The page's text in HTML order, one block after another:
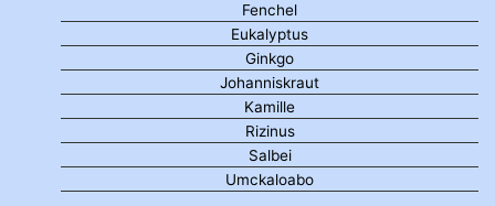
Fenchel
Eukalyptus
Ginkgo
Johanniskraut
Kamille
Rizinus
Salbei
Umckaloabo